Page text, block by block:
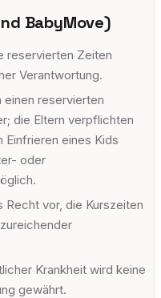
BabyMove)
reservierten Zeiten
Verantwortung.
einen reservierten
die Eltern verpflichten
Einfrieren eines Kids
oder
Recht vor, die Kurszeiten
Krankheit wird keine
gewährt.